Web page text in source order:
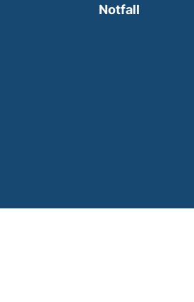
opens in a new window)
Notfall